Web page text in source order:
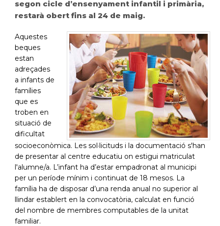
segon cicle d’ensenyament infantil i primària,
restarà obert fins al 24 de maig.
Aquestes
beques
estan
adreçades
a infants de
famílies
que es
troben en
situació de
dificultat
socioeconòmica. Les sol·licituds i la documentació s'han
de presentar al centre educatiu on estigui matriculat
l'alumne/a. L’infant ha d’estar empadronat al municipi
per un període mínim i continuat de 18 mesos. La
família ha de disposar d’una renda anual no superior al
llindar establert en la convocatòria, calculat en funció
del nombre de membres computables de la unitat
familiar.